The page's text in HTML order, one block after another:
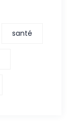
santé